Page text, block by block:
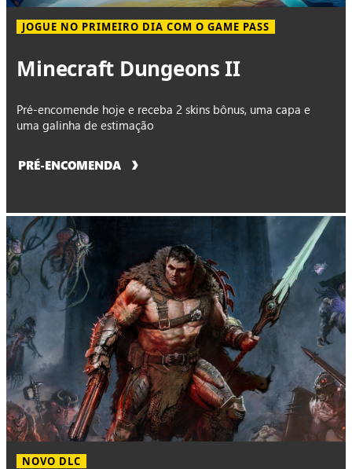
JOGUE NO PRIMEIRO DIA COM O GAME PASS
Minecraft Dungeons II
Pré-encomende hoje e receba 2 skins bônus, uma capa e
uma galinha de estimação
PRÉ-ENCOMENDA
NOVO DLC